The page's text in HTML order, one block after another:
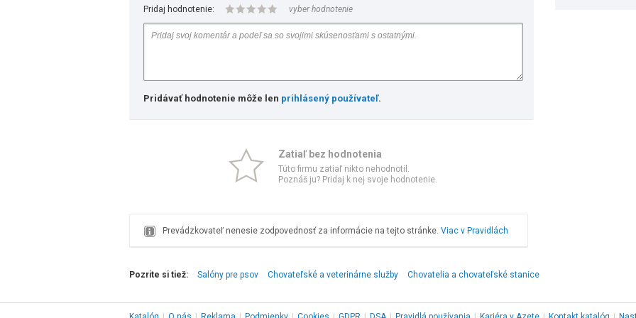
Pridaj hodnotenie: vyber hodnotenie
Pridávať hodnotenie môže len prihlásený používateľ.
Zatiaľ bez hodnotenia
Túto firmu zatiaľ nikto nehodnotil.
Poznáš ju? Pridaj k nej svoje hodnotenie.
Prevádzkovateľ nenesie zodpovednosť za informácie na tejto stránke. Viac v Pravidlách
Pozrite si tiež: Salóny pre psov Chovateľské a veterinárne služby Chovatelia a chovateľské stanice